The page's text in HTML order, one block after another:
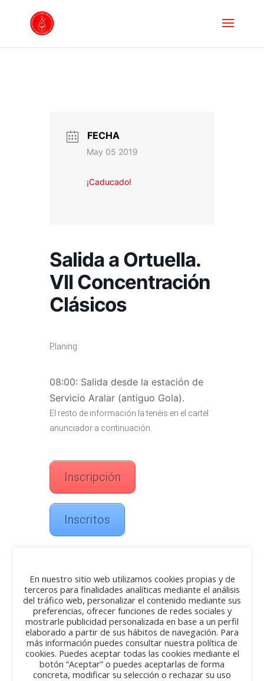
FECHA
May 05 2019
¡Caducado!
Salida a Ortuella.
VII Concentración
Clásicos
Planing:
08:00: Salida desde la estación de
Servicio Aralar (antiguo Gola).
El resto de información la tenéis en el cartel
anunciador a continuación.
Inscripción
Inscritos
En nuestro sitio web utilizamos cookies propias y de
terceros para finalidades analíticas mediante el análisis
del tráfico web, personalizar el contenido mediante sus
preferencias, ofrecer funciones de redes sociales y
mostrarle publicidad personalizada en base a un perfil
elaborado a partir de sus hábitos de navegación. Para
más información puedes consultar nuestra política de
cookies. Puedes aceptar todas las cookies mediante el
botón “Aceptar” o puedes aceptarlas de forma
concreta, modificar su selección o rechazar su uso